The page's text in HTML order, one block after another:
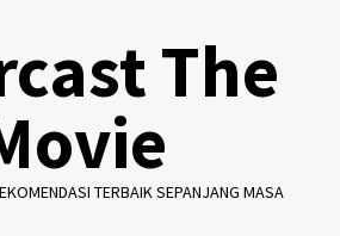
The
TERBAIK SEPANJANG MASA